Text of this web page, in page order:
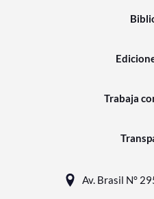
Trabaja
Av. Brasil N°